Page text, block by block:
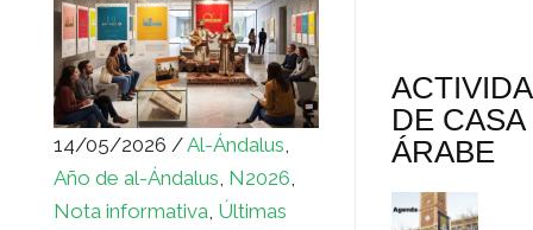
14/05/2026 /Al-Ándalus
Año de al-Ándalus N2026
Nota informativa, Últimas
DE CASA
ÁRABE